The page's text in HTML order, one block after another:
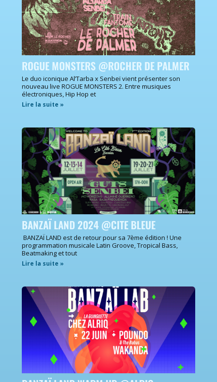
ROGUE MONSTERS @ROCHER DE PALMER
Le duo iconique Al’Tarba x Senbeï vient présenter son
nouveau live ROGUE MONSTERS 2. Entre musiques
électroniques, Hip Hop et
Lire la suite »
BANZAÏ LAND 2024 @CITE BLEUE
BANZAÏ LAND est de retour pour sa 7ème édition ! Une
programmation musicale Latin Groove, Tropical Bass,
Beatmaking et tout
Lire la suite »